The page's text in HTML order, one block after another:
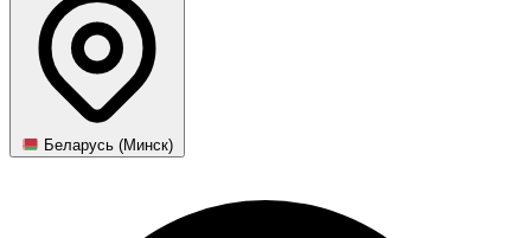
Беларусь (Минск)